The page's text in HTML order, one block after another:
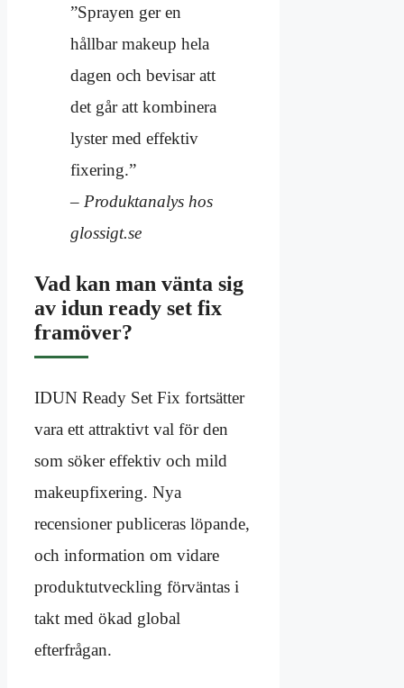
”Sprayen ger en
hållbar makeup hela
dagen och bevisar att
det går att kombinera
lyster med effektiv
fixering.”
– Produktanalys hos
glossigt.se
Vad kan man vänta sig
av idun ready set fix
framöver?
IDUN Ready Set Fix fortsätter
vara ett attraktivt val för den
som söker effektiv och mild
makeupfixering. Nya
recensioner publiceras löpande,
och information om vidare
produktutveckling förväntas i
takt med ökad global
efterfrågan.